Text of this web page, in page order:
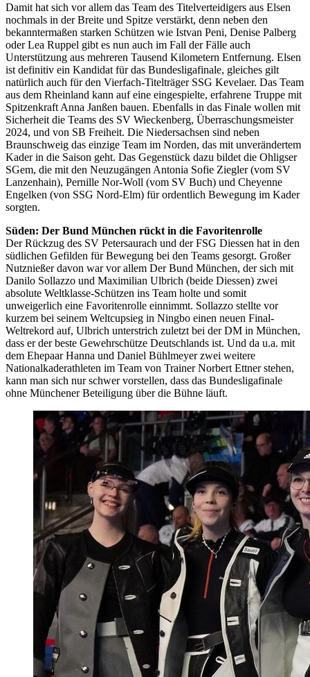
Damit hat sich vor allem das Team des Titelverteidigers aus Elsen
nochmals in der Breite und Spitze verstärkt, denn neben den
bekanntermaßen starken Schützen wie Istvan Peni, Denise Palberg
oder Lea Ruppel gibt es nun auch im Fall der Fälle auch
Unterstützung aus mehreren Tausend Kilometern Entfernung. Elsen
ist definitiv ein Kandidat für das Bundesligafinale, gleiches gilt
natürlich auch für den Vierfach-Titelträger SSG Kevelaer. Das Team
aus dem Rheinland kann auf eine eingespielte, erfahrene Truppe mit
Spitzenkraft Anna Janßen bauen. Ebenfalls in das Finale wollen mit
Sicherheit die Teams des SV Wieckenberg, Überraschungsmeister
2024, und von SB Freiheit. Die Niedersachsen sind neben
Braunschweig das einzige Team im Norden, das mit unverändertem
Kader in die Saison geht. Das Gegenstück dazu bildet die Ohligser
SGem, die mit den Neuzugängen Antonia Sofie Ziegler (vom SV
Lanzenhain), Pernille Nor-Woll (vom SV Buch) und Cheyenne
Engelken (von SSG Nord-Elm) für ordentlich Bewegung im Kader
sorgten.
Süden: Der Bund München rückt in die Favoritenrolle
Der Rückzug des SV Petersaurach und der FSG Diessen hat in den
südlichen Gefilden für Bewegung bei den Teams gesorgt. Großer
Nutznießer davon war vor allem Der Bund München, der sich mit
Danilo Sollazzo und Maximilian Ulbrich (beide Diessen) zwei
absolute Weltklasse-Schützen ins Team holte und somit
unweigerlich eine Favoritenrolle einnimmt. Sollazzo stellte vor
kurzem bei seinem Weltcupsieg in Ningbo einen neuen Final-
Weltrekord auf, Ulbrich unterstrich zuletzt bei der DM in München,
dass er der beste Gewehrschütze Deutschlands ist. Und da u.a. mit
dem Ehepaar Hanna und Daniel Bühlmeyer zwei weitere
Nationalkaderathleten im Team von Trainer Norbert Ettner stehen,
kann man sich nur schwer vorstellen, dass das Bundesligafinale
ohne Münchener Beteiligung über die Bühne läuft.